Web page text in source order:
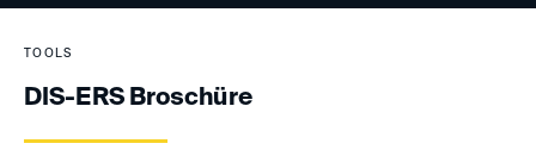
TOOLS
DIS-ERS Broschüre